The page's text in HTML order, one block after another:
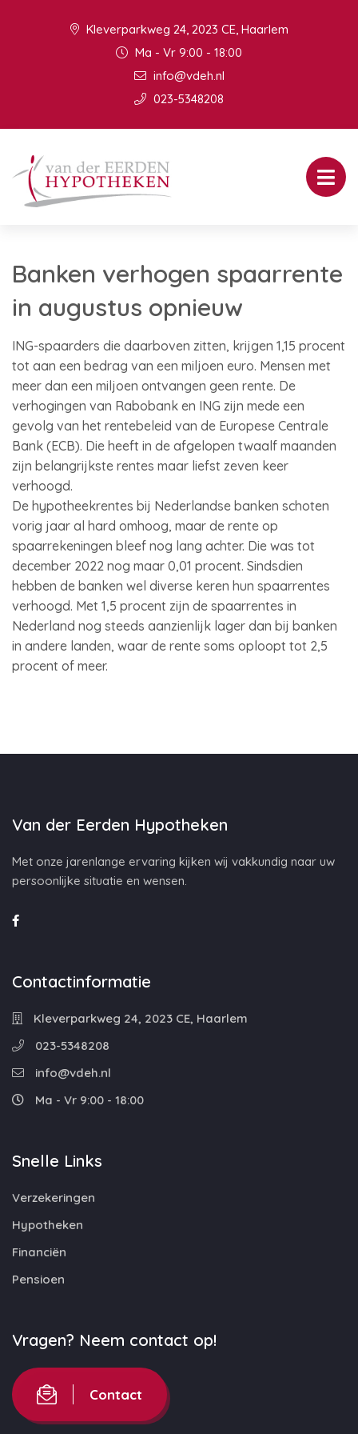
Kleverparkweg 24, 2023 CE, Haarlem
Ma - Vr 9:00 - 18:00
info@vdeh.nl
023-5348208
Banken verhogen spaarrente
in augustus opnieuw
ING-spaarders die daarboven zitten, krijgen 1,15 procent
tot aan een bedrag van een miljoen euro. Mensen met
meer dan een miljoen ontvangen geen rente. De
verhogingen van Rabobank en ING zijn mede een
gevolg van het rentebeleid van de Europese Centrale
Bank (ECB). Die heeft in de afgelopen twaalf maanden
zijn belangrijkste rentes maar liefst zeven keer
verhoogd.
De hypotheekrentes bij Nederlandse banken schoten
vorig jaar al hard omhoog, maar de rente op
spaarrekeningen bleef nog lang achter. Die was tot
december 2022 nog maar 0,01 procent. Sindsdien
hebben de banken wel diverse keren hun spaarrentes
verhoogd. Met 1,5 procent zijn de spaarrentes in
Nederland nog steeds aanzienlijk lager dan bij banken
in andere landen, waar de rente soms oploopt tot 2,5
procent of meer.
Van der Eerden Hypotheken
Met onze jarenlange ervaring kijken wij vakkundig naar uw
persoonlijke situatie en wensen.
Contactinformatie
Kleverparkweg 24, 2023 CE, Haarlem
023-5348208
info@vdeh.nl
Ma - Vr 9:00 - 18:00
Snelle Links
Verzekeringen
Hypotheken
Financiën
Pensioen
Vragen? Neem contact op!
Contact